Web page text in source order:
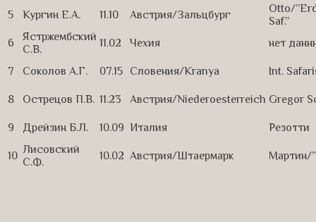
5
Кургин Е.А. 11.10 Австрия/Зальцбург
Otto/
Saf.”
6
Ястржембский
С.В.
11.02 Чехия нет
7 Соколов А.Г. 07.15 Словения/Kranya Int.
8 Острецов П.В. 11.23 Австрия/Niederoesterreich Gregor
9 Дрейзин Б.Л. 10.09 Италия Резотти
10 Лисовский
С.Ф.
10.02 Австрия/Штаермарк Мартин/